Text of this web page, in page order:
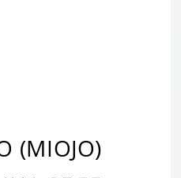
(MIOJO)